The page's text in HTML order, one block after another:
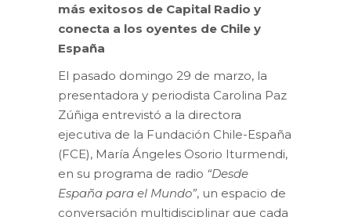
más exitosos de Capital Radio y
conecta a los oyentes de Chile y
España
El pasado domingo 29 de marzo, la
presentadora y periodista Carolina Paz
Zúñiga entrevistó a la directora
ejecutiva de la Fundación Chile-España
(FCE), María Ángeles Osorio Iturmendi,
en su programa de radio “Desde
España para el Mundo”, un espacio de
conversación multidisciplinar que cada